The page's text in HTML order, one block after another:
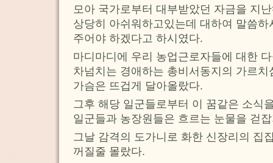
모아 국가로부터 대부받았던 자금을 지
상당히 아쉬워하고있는데 대하여 말씀
주어야 하겠다고 하시였다.
마디마디에 우리 농업근로자들에 대한
차넘치는 경애하는 총비서동지의 가르
가슴은 뜨겁게 달아올랐다.
그후 해당 일군들로부터 이 꿈같은 소식
일군들과 농장원들은 흐르는 눈물을 걷
그날 감격의 도가니로 화한 신장리의 집
꺼질줄 몰랐다.